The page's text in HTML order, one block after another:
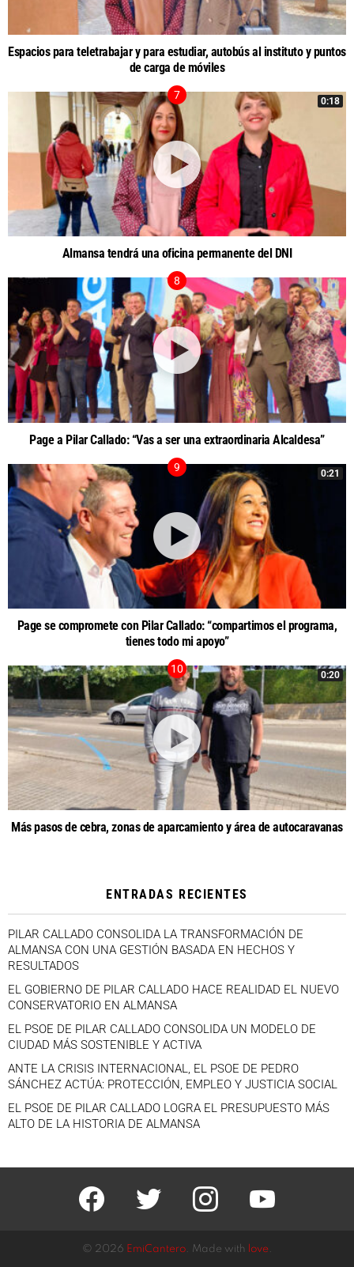
Espacios para teletrabajar y para estudiar, autobús al instituto y puntos
de carga de móviles
0:18
Almansa tendrá una oficina permanente del DNI
Page a Pilar Callado: “Vas a ser una extraordinaria Alcaldesa”
0:21
Page se compromete con Pilar Callado: “compartimos el programa,
tienes todo mi apoyo”
0:20
Más pasos de cebra, zonas de aparcamiento y área de autocaravanas
ENTRADAS RECIENTES
PILAR CALLADO CONSOLIDA LA TRANSFORMACIÓN DE
ALMANSA CON UNA GESTIÓN BASADA EN HECHOS Y
RESULTADOS
EL GOBIERNO DE PILAR CALLADO HACE REALIDAD EL NUEVO
CONSERVATORIO EN ALMANSA
EL PSOE DE PILAR CALLADO CONSOLIDA UN MODELO DE
CIUDAD MÁS SOSTENIBLE Y ACTIVA
ANTE LA CRISIS INTERNACIONAL, EL PSOE DE PEDRO
SÁNCHEZ ACTÚA: PROTECCIÓN, EMPLEO Y JUSTICIA SOCIAL
EL PSOE DE PILAR CALLADO LOGRA EL PRESUPUESTO MÁS
ALTO DE LA HISTORIA DE ALMANSA
facebook twitter instagram youtube
© 2026 EmiCantero. Made with love.